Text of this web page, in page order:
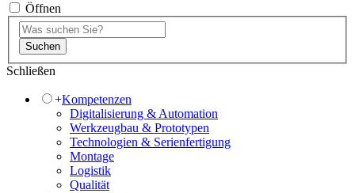
Öffnen
Suchen
Schließen
+Kompetenzen
Digitalisierung & Automation
Werkzeugbau & Prototypen
Technologien & Serienfertigung
Montage
Logistik
Qualität